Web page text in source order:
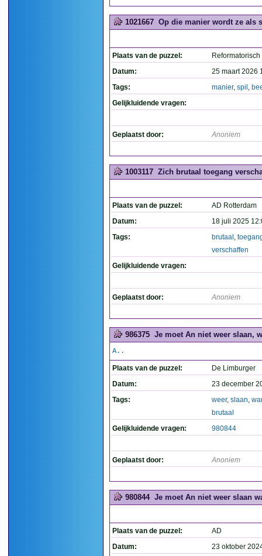
1021667 Op die manier wordt ze als
Plaats van de puzzel:
Datum:
25 maart 2026
Tags:
manier, spil ,
Gelijkluidende vragen:
Geplaatst door: Anoniem
1003117 Zich brutaal toegang
Plaats van de puzzel:
AD Rotterdam
Datum:
18 juli 2025
Tags:
brutaal ,
verschaffen
Gelijkluidende vragen:
Geplaatst door: Anoniem
986375 Je moet An niet weer slaan,
A..
Plaats van de puzzel:
De Limburger
Datum:
23 december
Tags:
weer, slaan,
brutaal
Gelijkluidende vragen:
980844
Geplaatst door: Anoniem
980844 Je moet An niet weer slaan
Plaats van de puzzel:
AD
Datum:
23 oktober